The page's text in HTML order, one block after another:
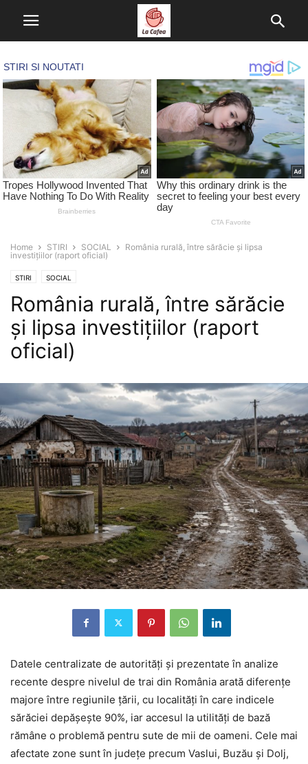
Home STIRI SOCIAL
România rurală, între sărăcie și lipsa
investițiilor (raport oficial)
STIRI SOCIAL
România rurală, între sărăcie
și lipsa investițiilor (raport
oficial)
Datele centralizate de autorități și prezentate în analize
recente despre nivelul de trai din România arată diferențe
majore între regiunile țării, cu localități în care indicele
sărăciei depășește 90%, iar accesul la utilități de bază
rămâne o problemă pentru sute de mii de oameni. Cele mai
afectate zone sunt în județe precum Vaslui, Buzău și Dolj,